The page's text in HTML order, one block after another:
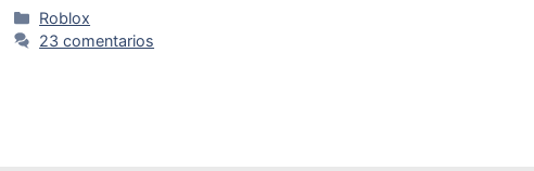
Categorías
Roblox
23 comentarios